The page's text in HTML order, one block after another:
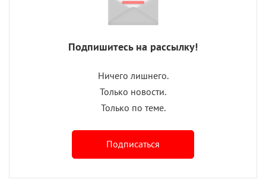
Подпишитесь на рассылку!
Ничего лишнего.
Только новости.
Только по теме.
Подписаться